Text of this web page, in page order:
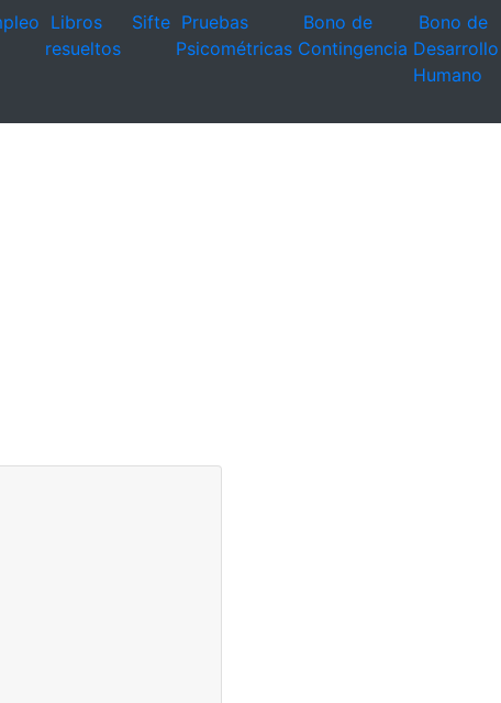
Libros
resueltos
Sifte Pruebas
Psicométricas
Bono de
Contingencia
Bono de
Desarrollo
Humano